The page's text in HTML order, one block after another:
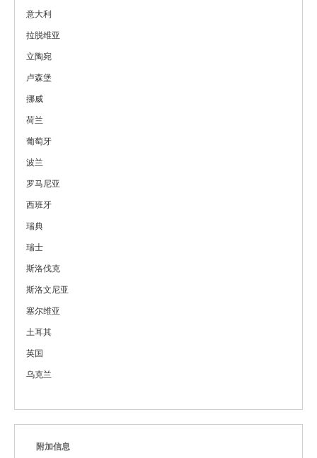
意大利
拉脱维亚
立陶宛
卢森堡
挪威
荷兰
葡萄牙
波兰
罗马尼亚
西班牙
瑞典
瑞士
斯洛伐克
斯洛文尼亚
塞尔维亚
土耳其
英国
乌克兰
附加信息